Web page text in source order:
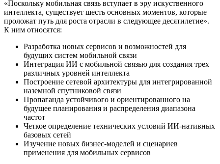
«Поскольку мобильная связь вступает в эру искуственного
интеллекта, существует шесть основных моментов, которые
проложат путь для роста отрасли в следующее десятилетие».
К ним относятся:
Разработка новых сервисов и возможностей для
будущих систем мобильной связи
Интеграция ИИ с мобильной связью для создания трех
различных уровней интеллекта
Построение сетевой архитектуры для интегрированной
наземной спутниковой связи
Пропаганда устойчивого и ориентированного на
будущее планирования и распределения диапазона
частот
Четкое определение технических условий ИИ-нативных
базовых сетей
Изучение новых бизнес-моделей и сценариев
применения для мобильных сервисов